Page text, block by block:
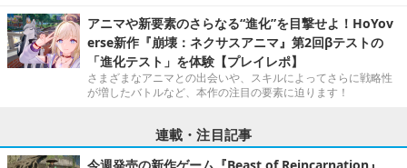
アニマや新要素のさらなる“進化”を目撃せよ！HoYov
erse新作『崩壊：ネクサスアニマ』第2回βテストの
「進化テスト」を体験【プレイレポ】
さまざまなアニマとの出会いや、スキルによってさらに戦略性
が増したバトルなど、本作の注目の要素に迫ります！
連載・注目記事